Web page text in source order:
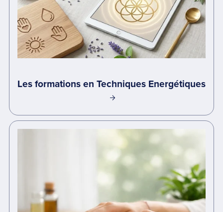
Les formations en Techniques Energétiques